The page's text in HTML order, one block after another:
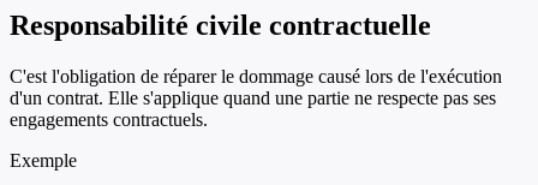
Responsabilité civile contractuelle
C'est l'obligation de réparer le dommage causé lors de l'exécution
d'un contrat. Elle s'applique quand une partie ne respecte pas ses
engagements contractuels.
Exemple